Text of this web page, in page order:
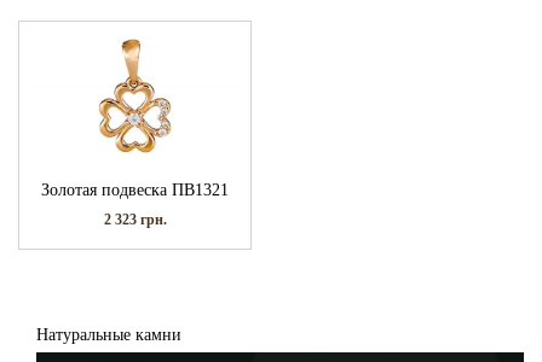
Золотая подвеска ПВ1321
2 323 грн.
Натуральные камни